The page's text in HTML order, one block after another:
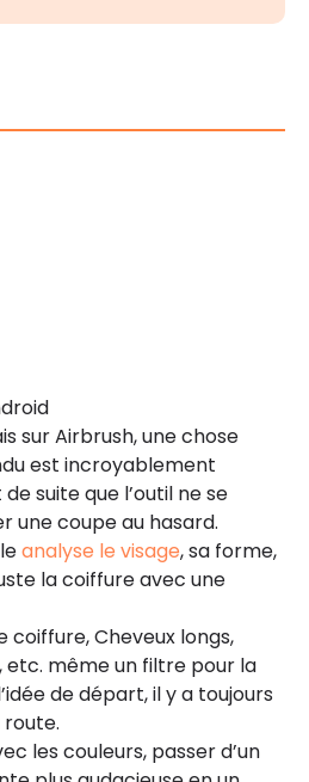
sur Airbrush, une chose
est incroyablement
suite que l’outil ne se
une coupe au hasard.
analyse le visage, sa forme,
la coiffure avec une
Cheveux longs,
etc. même un filtre pour la
de départ, il y a toujours
les couleurs, passer d’un